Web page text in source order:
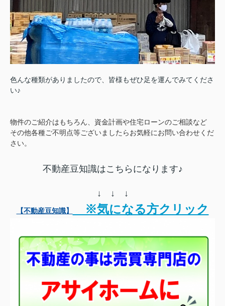
色んな種類がありましたので、皆様もぜひ足を運んでみてくださ
い♪
物件のご紹介はもちろん、資金計画や住宅ローンのご相談など
その他各種ご不明点等ございましたらお気軽にお問い合わせくだ
さい。
不動産豆知識はこちらになります♪
↓ ↓ ↓
【不動産豆知識】 ※気になる方クリック